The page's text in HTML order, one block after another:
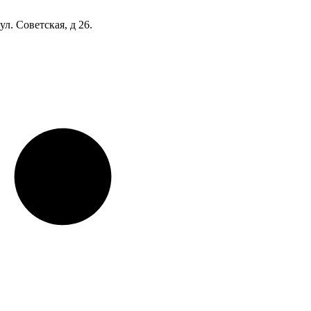
Советская, д 26.